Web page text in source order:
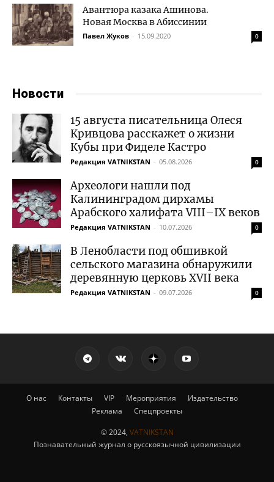
Авантюра казака Ашинова.
Новая Москва в Абиссинии
Павел Жуков - 15.09.2020 0
Новости
15 августа писательница Олеся
Кривцова расскажет о жизни
Кубы при Фиделе Кастро
Редакция VATNIKSTAN - 05.08.2026 0
Археологи нашли под
Калининградом дирхамы
Арабского халифата VIII–IX веков
Редакция VATNIKSTAN - 10.07.2026 0
В Ленобласти под обшивкой
сельского магазина обнаружили
деревянную церковь XVII века
Редакция VATNIKSTAN - 09.07.2026 0
О нас Контакты VIP Мероприятия
Издательство
Реклама
Спецпроекты
© 2024, VATNIKSTAN
Познавательный журнал о русскоязычной цивилизации